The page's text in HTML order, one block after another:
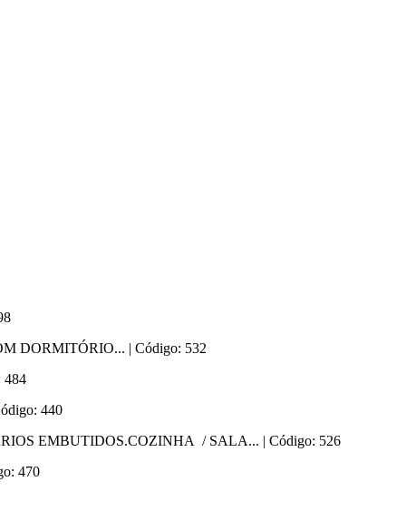
DORMITÓRIO... | Código: 532
484
440
EMBUTIDOS.COZINHA / SALA... | Código: 526
470